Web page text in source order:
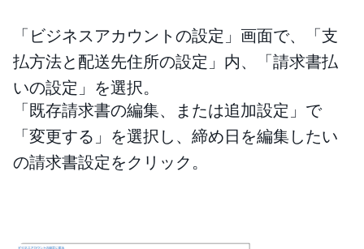
「ビジネスアカウントの設定」画面で、「支
払方法と配送先住所の設定」内、「請求書払
いの設定」を選択。
「既存請求書の編集、または追加設定」で
「変更する」を選択し、締め日を編集したい
の請求書設定をクリック。